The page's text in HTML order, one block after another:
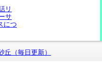
丘（毎日更新）